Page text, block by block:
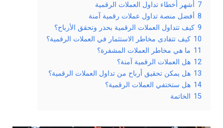
7 أشهر أخطاء تداول العملات الرقمية
8 أفضل منصة تداول عملات رقمية آمنة
9 كيف تتداول العملات الرقمية بحذر وتحقق الأرباح؟
10 كيف تتفادى مخاطر الاستثمار في العملات الرقمية؟
11 ما هي مخاطر العملات المشفرة؟
12 هل العملات الرقمية آمنة؟
13 هل يمكن تحقيق أرباح من تداول العملات الرقمية؟
14 هل ستختفي العملات الرقمية؟
15 الخاتمة